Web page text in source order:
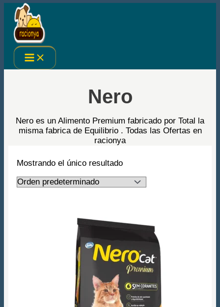
contenido
Nero
Nero es un Alimento Premium fabricado por Total la
misma fabrica de Equilibrio . Todas las Ofertas en
racionya
Mostrando el único resultado